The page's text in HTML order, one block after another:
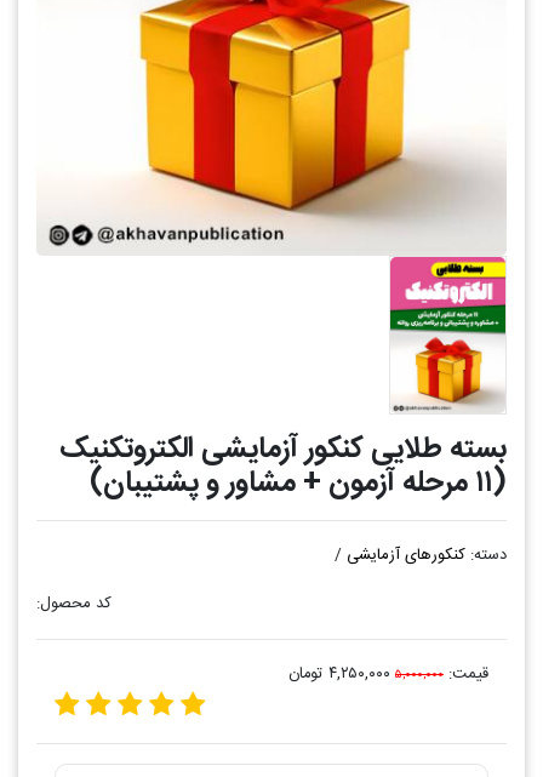
بسته طلایی کنکور آزمایشی الکتروتکنیک
(۱۱ مرحله آزمون + مشاور و پشتیبان)
دسته: کنکورهای آزمایشی /
کد محصول:
قیمت: ۵,۰۰۰,۰۰۰ ۴,۲۵۰,۰۰۰ تومان